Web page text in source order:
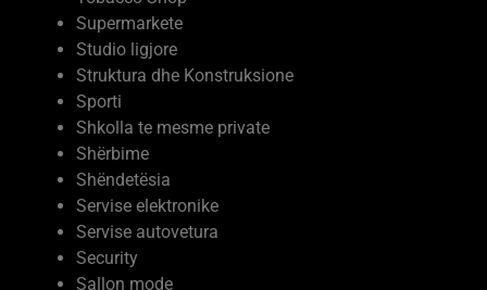
Struktura dhe Konstruksione
Sporti
Shkolla te mesme private
Shërbime
Shëndetësia
Servise elektronike
Servise autovetura
Security
Sallon mode
Restorante
Resorte Turistike